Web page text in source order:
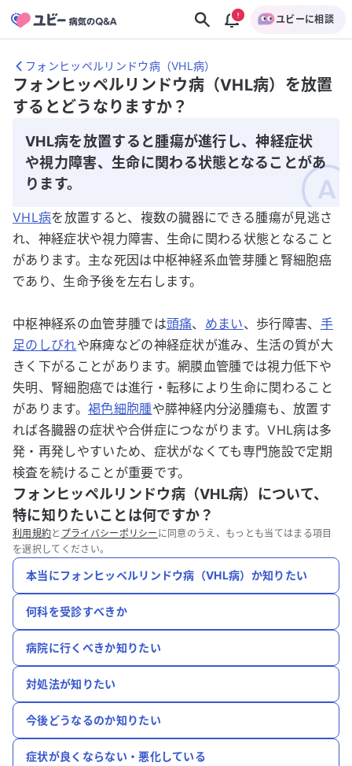
ユビーに相談
フォンヒッペルリンドウ病（VHL病）
フォンヒッペルリンドウ病（VHL病）を放置
するとどうなりますか？
VHL病を放置すると腫瘍が進行し、神経症状
や視力障害、生命に関わる状態となることがあ
ります。
VHL病を放置すると、複数の臓器にできる腫瘍が見逃さ
れ、神経症状や視力障害、生命に関わる状態となること
があります。主な死因は中枢神経系血管芽腫と腎細胞癌
であり、生命予後を左右します。
中枢神経系の血管芽腫では頭痛、 めまい、歩行障害、 手
足のしびれや麻痺などの神経症状が進み、生活の質が大
きく下がることがあります。網膜血管腫では視力低下や
失明、腎細胞癌では進行・転移により生命に関わること
があります。 褐色細胞腫や膵神経内分泌腫瘍も、放置す
れば各臓器の症状や合併症につながります。VHL病は多
発・再発しやすいため、症状がなくても専門施設で定期
検査を続けることが重要です。
フォンヒッペルリンドウ病（VHL病）について、
特に知りたいことは何ですか？
利用規約と プライバシーポリシー に同意のうえ、もっとも当てはまる項目
を選択してください。
本当にフォンヒッペルリンドウ病（VHL病）か知りたい
何科を受診すべきか
病院に行くべきか知りたい
対処法が知りたい
今後どうなるのか知りたい
症状が良くならない・悪化している